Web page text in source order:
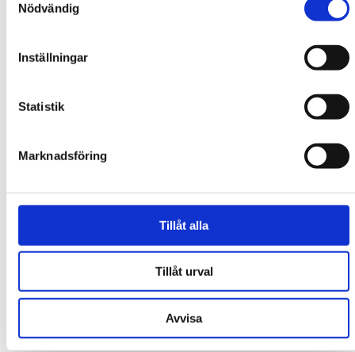
Nödvändig
Inställningar
Statistik
Marknadsföring
Tillåt alla
Tillåt urval
Avvisa
TROLLHÄTTAN
VÄRD FÖR
NATIONELL
KONGRESS
INOM KLINISK
FYSIOLOGI
Den 9–10 oktober 2025 stod Trollhättan
värd för SFKF:s Höstmöte – ett årligt möte
som samlar professionella inom klinisk
fysiologi från hela Sverige.